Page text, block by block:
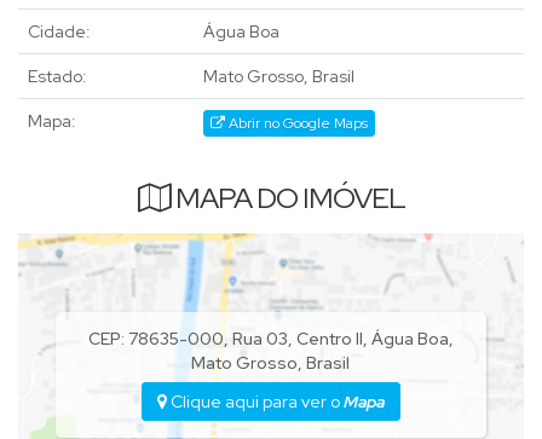
Cidade: Água Boa
Estado: Mato Grosso, Brasil
Mapa: Abrir no Google Maps
MAPA DO IMÓVEL
CEP: 78635-000, Rua 03, Centro II, Água Boa,
Mato Grosso,Brasil
Clique aqui para ver oMapa